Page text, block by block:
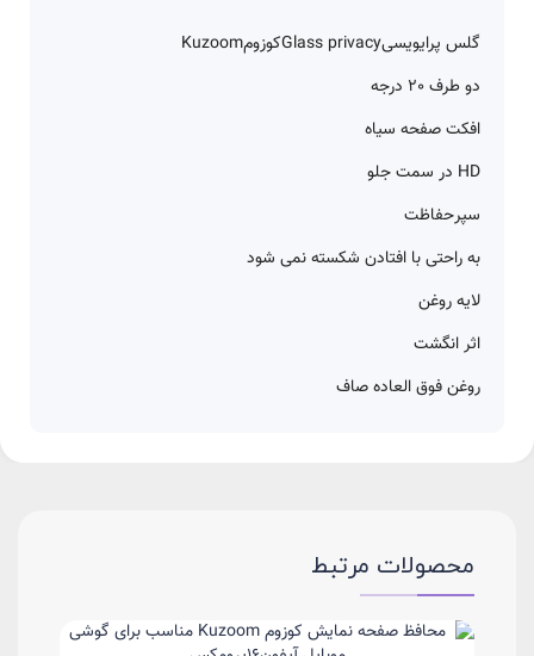
گلس پرایویسیGlass privacyکوزومKuzoom
دو طرف 20 درجه
افکت صفحه سیاه
HD در سمت جلو
سپرحفاظت
به راحتی با افتادن شکسته نمی شود
لایه روغن
اثر انگشت
روغن فوق العاده صاف
محصولات مرتبط